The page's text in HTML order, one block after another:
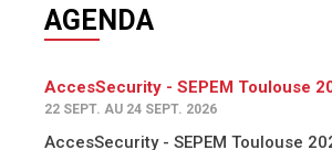
AGENDA
AccesSecurity - SEPEM Toulouse
22 SEPT. AU 24 SEPT. 2026
AccesSecurity - SEPEM Toulouse